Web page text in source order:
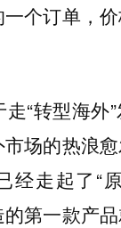
个订单，
“转型海外
场的热浪
经走起了“
第一款产